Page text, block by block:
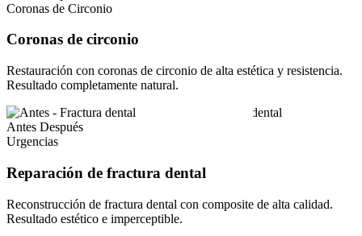
Coronas de Circonio
Coronas de circonio
Restauración con coronas de circonio de alta estética y resistencia.
Resultado completamente natural.
Antes Después
Urgencias
Reparación de fractura dental
Reconstrucción de fractura dental con composite de alta calidad.
Resultado estético e imperceptible.